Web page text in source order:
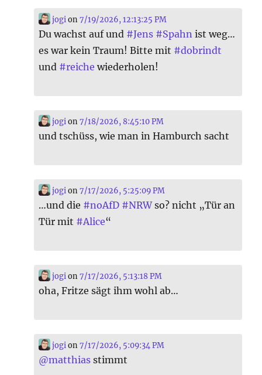
jogi on7/19/2026, 12:13:25 PM
Du wachst auf und #Jens #Spahn ist weg…
es war kein Traum! Bitte mit #dobrindt
und #reiche wiederholen!
jogi on7/18/2026, 8:45:10 PM
und tschüss, wie man in Hamburch sacht
jogi on7/17/2026, 5:25:09 PM
…und die #noAfD #NRWso? nicht „Tür an
Tür mit #Alice“
jogi on7/17/2026, 5:13:18 PM
oha, Fritze sägt ihm wohl ab…
jogi on7/17/2026, 5:09:34 PM
@matthias stimmt